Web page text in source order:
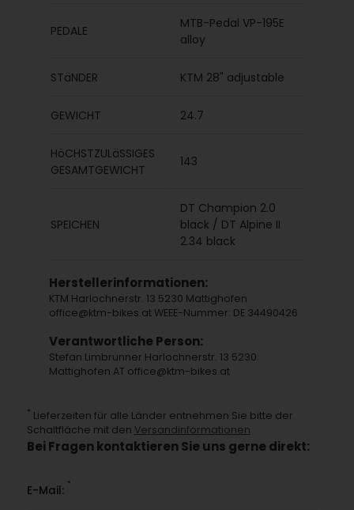
PEDALE
MTB-Pedal VP-195E
alloy
STäNDER KTM 28" adjustable
GEWICHT 24.7
HöCHSTZULäSSIGES
GESAMTGEWICHT
143
SPEICHEN
DT Champion 2.0
black / DT Alpine II
2.34 black
Herstellerinformationen:
KTM Harlochnerstr. 13 5230 Mattighofen
office@ktm-bikes.at WEEE-Nummer: DE 34490426
Verantwortliche Person:
Stefan Limbrunner Harlochnerstr. 13 5230
Mattighofen AT office@ktm-bikes.at
* Lieferzeiten für alle Länder entnehmen Sie bitte der
Schaltfläche mit den Versandinformationen
Bei Fragen kontaktieren Sie uns gerne direkt:
E-Mail: *